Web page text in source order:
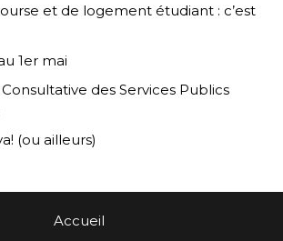
et de logement étudiant : c’est
1er mai
des Services Publics
(ou ailleurs)
Accueil